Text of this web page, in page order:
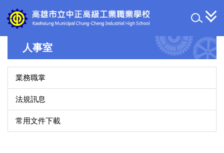
到
主
人事室
業務職掌
法規訊息
常用文件下載